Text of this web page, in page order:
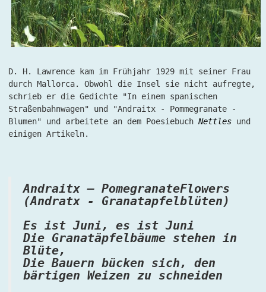
D. H. Lawrence kam im Frühjahr 1929 mit seiner Frau
durch Mallorca. Obwohl die Insel sie nicht aufregte,
schrieb er die Gedichte "In einem spanischen
Straßenbahnwagen" und "Andraitx - Pommegranate -
Blumen" und arbeitete an dem Poesiebuch Nettles und
einigen Artikeln.
Andraitx – PomegranateFlowers
(Andratx - Granatapfelblüten)
Es ist Juni, es ist Juni
Die Granatäpfelbäume stehen in
Blüte,
Die Bauern bücken sich, den
bärtigen Weizen zu schneiden